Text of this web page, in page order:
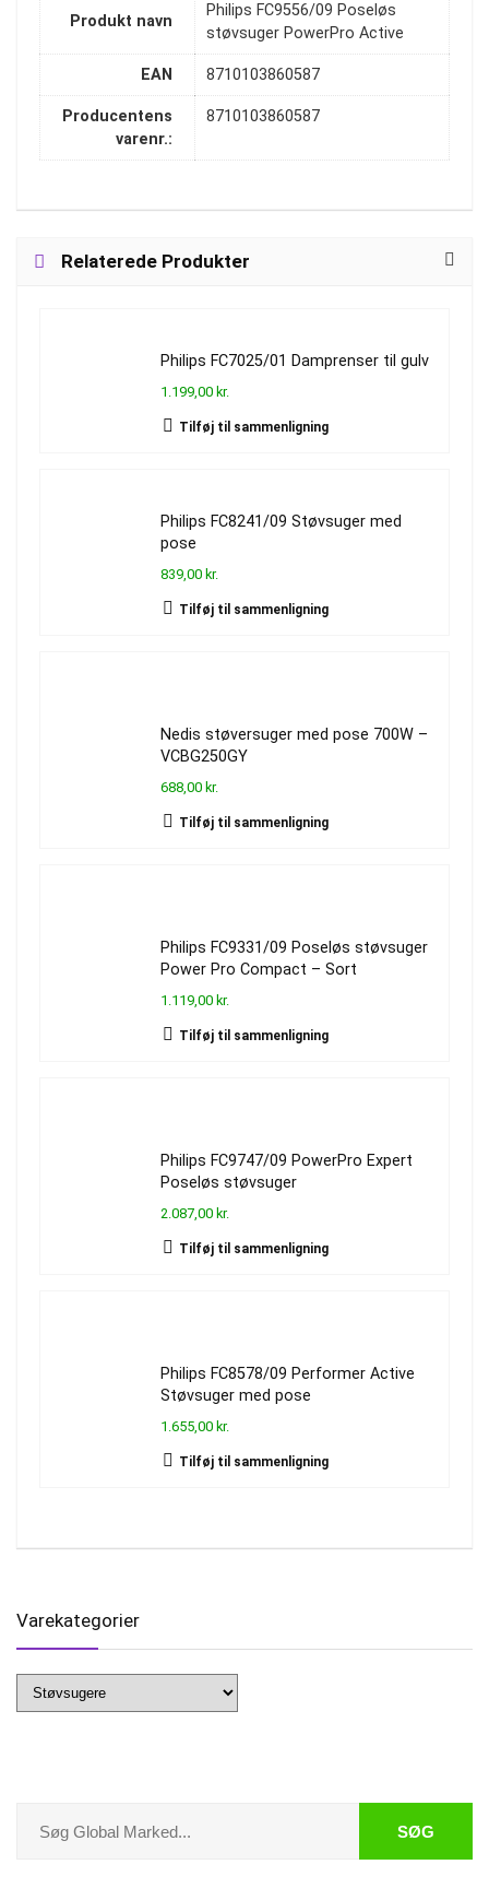
Produkt navn
Philips FC9556/09 Poseløs
støvsuger PowerPro Active
EAN 8710103860587
Producentens
varenr.:
8710103860587
Relaterede Produkter
Philips FC7025/01 Damprenser til gulv
1.199,00 kr.
Tilføj til sammenligning
Philips FC8241/09 Støvsuger med
pose
839,00 kr.
Tilføj til sammenligning
Nedis støversuger med pose 700W –
VCBG250GY
688,00 kr.
Tilføj til sammenligning
Philips FC9331/09 Poseløs støvsuger
Power Pro Compact – Sort
1.119,00 kr.
Tilføj til sammenligning
Philips FC9747/09 PowerPro Expert
Poseløs støvsuger
2.087,00 kr.
Tilføj til sammenligning
Philips FC8578/09 Performer Active
Støvsuger med pose
1.655,00 kr.
Tilføj til sammenligning
Varekategorier
SØG